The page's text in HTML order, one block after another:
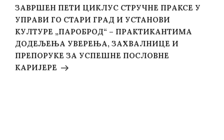
Post
ЗАВРШЕН ПЕТИ ЦИКЛУС СТРУЧНЕ ПРАКСЕ У
УПРАВИ ГО СТАРИ ГРАД И УСТАНОВИ
КУЛТУРЕ „ПАРОБРОД“ – ПРАКТИКАНТИМА
ДОДЕЉЕЊА УВЕРЕЊА, ЗАХВАЛНИЦЕ И
ПРЕПОРУКЕ ЗА УСПЕШНЕ ПОСЛОВНЕ
КАРИЈЕРЕ